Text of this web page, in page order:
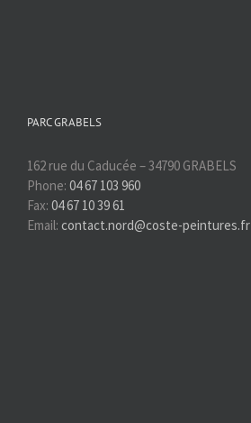
PARC GRABELS
162 rue du Caducée – 34790 GRABELS
Phone: 04 67 103 960
Fax: 04 67 10 39 61
Email: contact.nord@coste-peintures.fr